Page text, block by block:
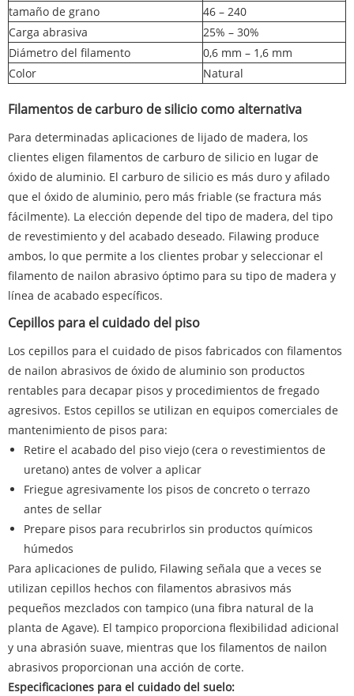
tamaño de grano
46 – 240
Carga abrasiva
25% – 30%
Diámetro del filamento
0,6 mm – 1,6 mm
Color
Natural
Filamentos de carburo de silicio como alternativa
Para determinadas aplicaciones de lijado de madera, los
clientes eligen filamentos de carburo de silicio en lugar de
óxido de aluminio. El carburo de silicio es más duro y afilado
que el óxido de aluminio, pero más friable (se fractura más
fácilmente). La elección depende del tipo de madera, del tipo
de revestimiento y del acabado deseado. Filawing produce
ambos, lo que permite a los clientes probar y seleccionar el
filamento de nailon abrasivo óptimo para su tipo de madera y
línea de acabado específicos.
Cepillos para el cuidado del piso
Los cepillos para el cuidado de pisos fabricados con filamentos
de nailon abrasivos de óxido de aluminio son productos
rentables para decapar pisos y procedimientos de fregado
agresivos. Estos cepillos se utilizan en equipos comerciales de
mantenimiento de pisos para:
Retire el acabado del piso viejo (cera o revestimientos de
uretano) antes de volver a aplicar
Friegue agresivamente los pisos de concreto o terrazo
antes de sellar
Prepare pisos para recubrirlos sin productos químicos
húmedos
Para aplicaciones de pulido, Filawing señala que a veces se
utilizan cepillos hechos con filamentos abrasivos más
pequeños mezclados con tampico (una fibra natural de la
planta de Agave). El tampico proporciona flexibilidad adicional
y una abrasión suave, mientras que los filamentos de nailon
abrasivos proporcionan una acción de corte.
Especificaciones para el cuidado del suelo: